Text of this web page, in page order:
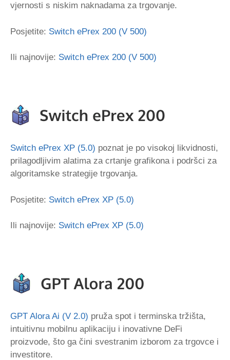
vjernosti s niskim naknadama za trgovanje.
Posjetite: Switch ePrex 200 (V 500)
Ili najnovije: Switch ePrex 200 (V 500)
Switch ePrex XP (5.0) poznat je po visokoj likvidnosti,
prilagodljivim alatima za crtanje grafikona i podršci za
algoritamske strategije trgovanja.
Posjetite: Switch ePrex XP (5.0)
Ili najnovije: Switch ePrex XP (5.0)
GPT Alora Ai (V 2.0) pruža spot i terminska tržišta,
intuitivnu mobilnu aplikaciju i inovativne DeFi
proizvode, što ga čini svestranim izborom za trgovce i
investitore.